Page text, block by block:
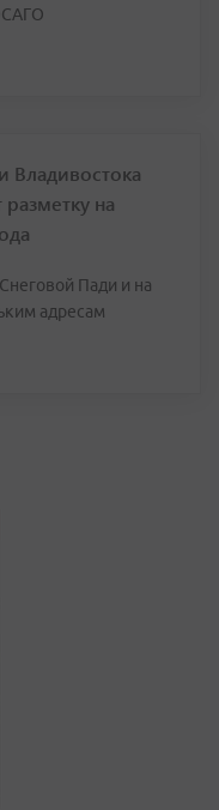
на
Пади и на
адресам